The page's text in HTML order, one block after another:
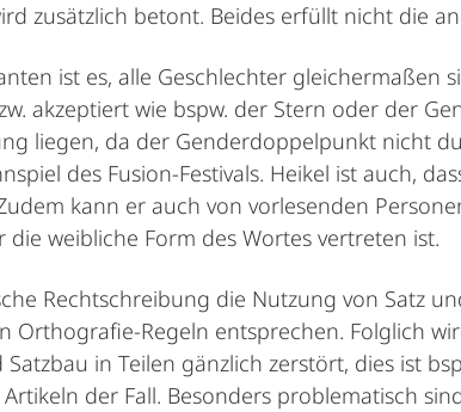
zusätzlich betont. Beides erfüllt nicht die
ist es, alle Geschlechter gleichermaßen
akzeptiert wie bspw. der Stern oder der
liegen, da der Genderdoppelpunkt nicht
des Fusion-Festivals. Heikel ist auch,
kann er auch von vorlesenden
weibliche Form des Wortes vertreten ist.
Rechtschreibung die Nutzung von Satz­
Orthografie-Regeln entsprechen. Folglich
in Teilen gänzlich zerstört, dies ist
der Fall. Besonders problematisch